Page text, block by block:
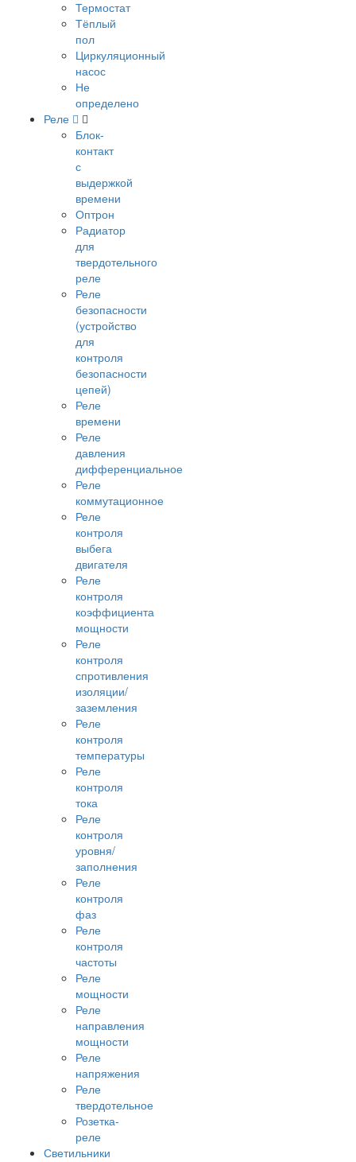
Термостат
Тёплый
пол
Циркуляционный
насос
Не
определено
Реле
Блок-
контакт
с
выдержкой
времени
Оптрон
Радиатор
для
твердотельного
реле
Реле
безопасности
(устройство
для
контроля
безопасности
цепей)
Реле
времени
Реле
давления
дифференциальное
Реле
коммутационное
Реле
контроля
выбега
двигателя
Реле
контроля
коэффициента
мощности
Реле
контроля
спротивления
изоляции/
заземления
Реле
контроля
температуры
Реле
контроля
тока
Реле
контроля
уровня/
заполнения
Реле
контроля
фаз
Реле
контроля
частоты
Реле
мощности
Реле
направления
мощности
Реле
напряжения
Реле
твердотельное
Розетка-
реле
Светильники